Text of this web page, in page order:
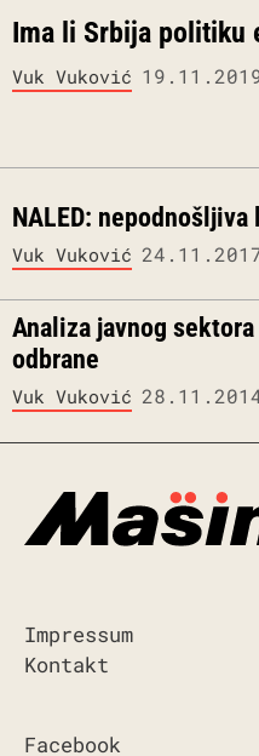
Ima li Srbija politiku
Vuk Vuković
NALED:
Vuk Vuković
Analiza javnog
odbrane
Vuk Vuković
Impressum
Kontakt
Facebook